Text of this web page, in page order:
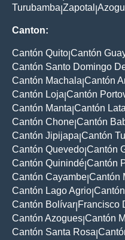
Turubamba Zapotal
Canton:
Cantón Quito Cantón
Cantón Santo Domingo
Cantón Machala Cantón
Cantón Loja Cantón
Cantón Manta Cantón
Cantón Chone Cantón
Cantón Jipijapa Cantón
Cantón Quevedo Cantón
Cantón Quinindé Cantón
Cantón Cayambe Cantón
Cantón Lago Agrio
Cantón Bolívar Francisco
Cantón Azogues Cantón
Cantón Santa Rosa